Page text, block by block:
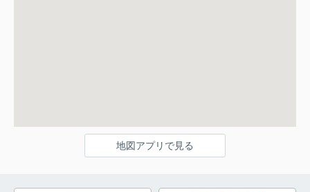
地図アプリで見る